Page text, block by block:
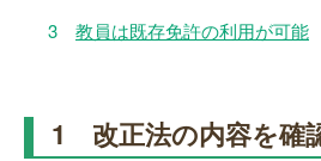
3 教員は既存免許の利用が可能
1 改正法の内容を確